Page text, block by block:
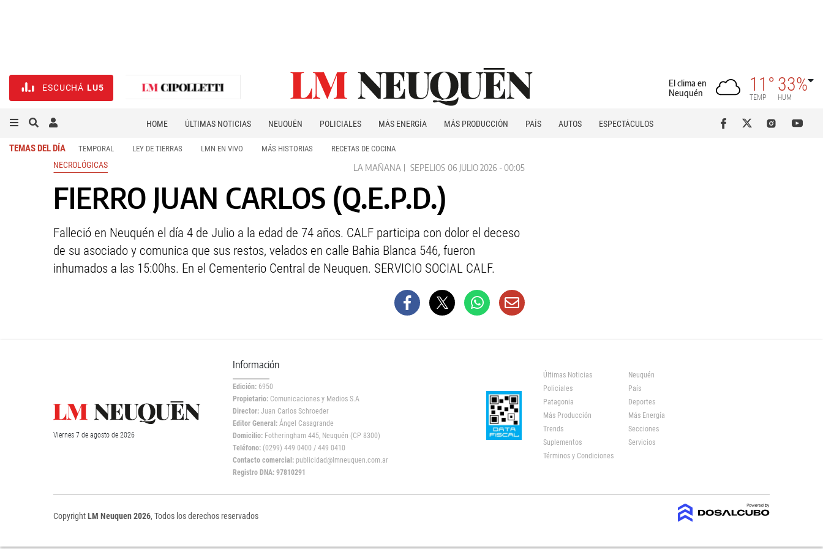
ESCUCHÁ LU5
El clima en
Neuquén
11°
TEMP
33%
HUM
HOME ÚLTIMAS NOTICIAS NEUQUÉN POLICIALES MÁS ENERGÍA MÁS PRODUCCIÓN PAÍS AUTOS
ESPECTÁCULOS
TEMAS DEL DÍA TEMPORAL LEY DE TIERRAS LMN EN VIVO MÁS HISTORIAS RECETAS DE COCINA
NECROLÓGICAS LA MAÑANA SEPELIOS 06 JULIO 2026 - 00:05
FIERRO JUAN CARLOS (Q.E.P.D.)
Falleció en Neuquén el día 4 de Julio a la edad de 74 años. CALF participa con dolor el deceso
de su asociado y comunica que sus restos, velados en calle Bahia Blanca 546, fueron
inhumados a las 15:00hs. En el Cementerio Central de Neuquen. SERVICIO SOCIAL CALF.
Viernes 7 de agosto de 2026
Información
Edición:6950
Propietario:Comunicaciones y Medios S.A
Director: Juan Carlos Schroeder
Editor General:Ángel Casagrande
Domicilio:Fotheringham 445, Neuquén (CP 8300)
Teléfono:(0299) 449 0400 / 449 0410
Contacto comercial: publicidad@lmneuquen.com.ar
Registro DNA: 97810291
Últimas Noticias
Neuquén
Policiales
País
Patagonia
Deportes
Más Producción
Más Energía
Trends
Secciones
Suplementos
Servicios
Términos y Condiciones
CopyrightLM Neuquen 2026, Todos los derechos reservados